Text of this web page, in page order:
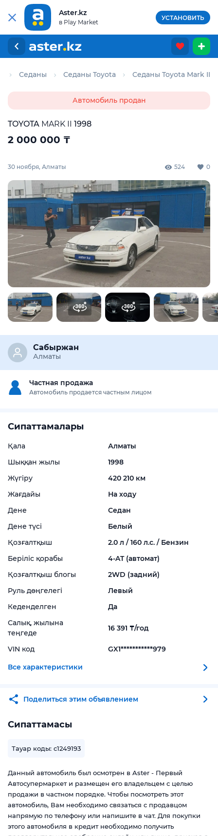
Aster.kz
в Play Market
УСТАНОВИТЬ
Седаны Седаны Toyota Седаны Toyota Mark II
Автомобиль продан
TOYOTA MARK II 1998
2 000 000 ₸
30 ноября, Алматы 524 0
Для этого авто доступен отчёт Aster Check
Предоставим подробную информацию об автомобиле:
техническое состояние, пробег, история осмотров,
юридическая проверка по базам РК и РФ
Купить отчёт за 1000₸
Сабыржан
Алматы
Частная продажа
Автомобиль продается частным лицом
Сипаттамалары
Қала
Алматы
Шыққан жылы
1998
Жүгіру
420 210 км
Жағдайы
На ходу
Дене
Седан
Дене түсі
Белый
Қозғалтқыш
2.0 л / 160 л.с. / Бензин
Беріліс қорабы
4-AT (автомат)
Қозғалтқыш блогы
2WD (задний)
Руль дөңгелегі
Левый
Кеденделген
Да
Салық, жылына
теңгеде
16 391 ₸/год
VIN код GX1***********979
Все характеристики
Поделиться этим объявлением
Сипаттамасы
Тауар коды: c1249193
Данный автомобиль был осмотрен в Aster - Первый
Автосупермаркет и размещен его владельцем с целью
продажи в частном порядке. Чтобы посмотреть этот
автомобиль, Вам необходимо связаться с продавцом
напрямую по телефону или напишите в чат. Для покупки
этого автомобиля в кредит необходимо получить